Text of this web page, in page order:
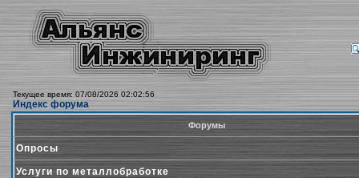
Текущее время: 07/08/2026 02:02:56
Индекс форума
Форумы
Опросы
Услуги по металлобработке